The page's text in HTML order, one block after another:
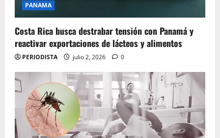
PANAMA
Costa Rica busca destrabar tensión con Panamá y
reactivar exportaciones de lácteos y alimentos
PERIODISTA julio 2, 2026 0